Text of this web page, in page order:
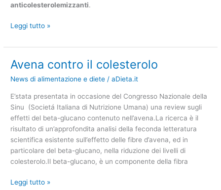
anticolesterolemizzanti.
Leggi tutto »
Avena contro il colesterolo
News di alimentazione e diete /aDieta.it
E’stata presentata in occasione del Congresso Nazionale della
Sinu (Societá Italiana di Nutrizione Umana) una review sugli
effetti del beta-glucano contenuto nell’avena.La ricerca è il
risultato di un’approfondita analisi della feconda letteratura
scientifica esistente sull’effetto delle fibre d’avena, ed in
particolare del beta-glucano, nella riduzione dei livelli di
colesterolo.Il beta-glucano, è un componente della fibra
Avena
il
colesterolo
Leggi tutto »